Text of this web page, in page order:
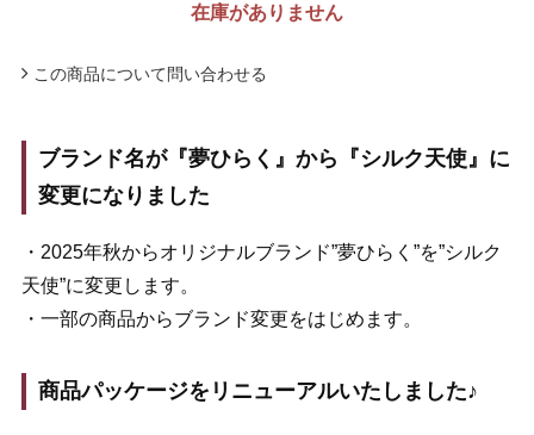
在庫がありません
この商品について問い合わせる
ブランド名が『夢ひらく』から『シルク天使』に
変更になりました
・2025年秋からオリジナルブランド”夢ひらく”を”シルク
天使”に変更します。
・一部の商品からブランド変更をはじめます。
商品パッケージをリニューアルいたしました♪